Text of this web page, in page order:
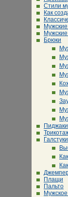
Стили
Как
Брюки
Пиджаки
Галстуки
Плащи
Пальто